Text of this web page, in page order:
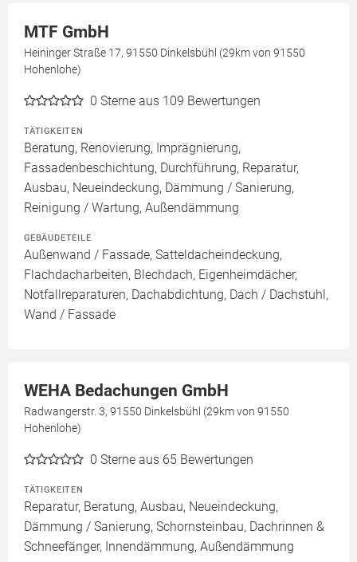
MTF GmbH
Heininger Straße 17, 91550 Dinkelsbühl (29km von 91550
Hohenlohe)
0 Sterne aus 109 Bewertungen
TÄTIGKEITEN
Beratung, Renovierung, Imprägnierung,
Fassadenbeschichtung, Durchführung, Reparatur,
Ausbau, Neueindeckung, Dämmung / Sanierung,
Reinigung / Wartung, Außendämmung
GEBÄUDETEILE
Außenwand / Fassade, Satteldacheindeckung,
Flachdacharbeiten, Blechdach, Eigenheimdächer,
Notfallreparaturen, Dachabdichtung, Dach / Dachstuhl,
Wand / Fassade
WEHA Bedachungen GmbH
Radwangerstr. 3, 91550 Dinkelsbühl (29km von 91550
Hohenlohe)
0 Sterne aus 65 Bewertungen
TÄTIGKEITEN
Reparatur, Beratung, Ausbau, Neueindeckung,
Dämmung / Sanierung, Schornsteinbau, Dachrinnen &
Schneefänger, Innendämmung, Außendämmung